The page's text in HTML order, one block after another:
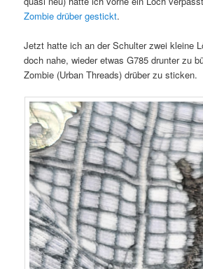
Zombie drüber gestickt.
Jetzt hatte ich an der Schulter zwei kleine
doch nahe, wieder etwas G785 drunter zu
Zombie (Urban Threads) drüber zu sticken.